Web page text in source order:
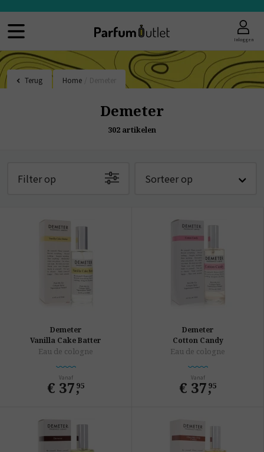
Inloggen
Terug Home
Demeter
302 artikelen
Filter op Sorteer op
Demeter
Vanilla Cake Batter
Eau de cologne
Vanaf
€ 37,
95
Demeter
Cotton Candy
Eau de cologne
Vanaf
€ 37,
95